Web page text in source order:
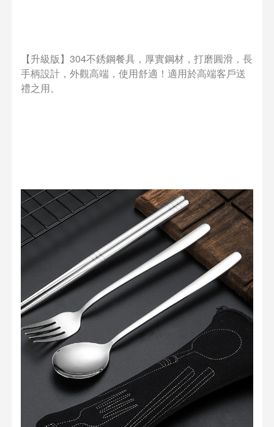
【升級版】304不銹鋼餐具，厚實鋼材，打磨圓滑，長
手柄設計，外觀高端，使用舒適！適用於高端客戶送
禮之用。